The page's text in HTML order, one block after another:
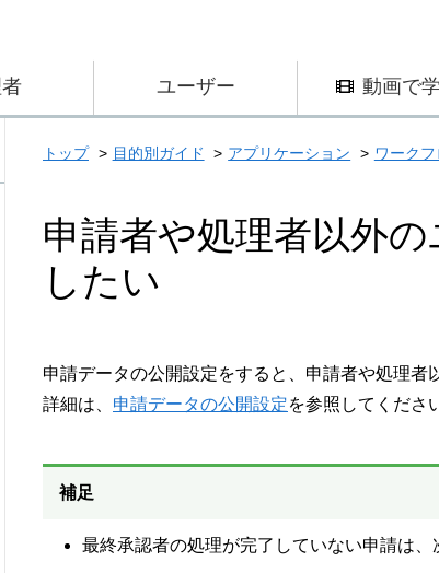
ユーザー 動画で
トップ 目的別ガイド アプリケーション ワークフ
申請者や処理者以外
したい
申請データの公開設定をすると、申請者や処理者
詳細は、 申請データの公開設定を参照してくださ
補足
最終承認者の処理が完了していない申請は